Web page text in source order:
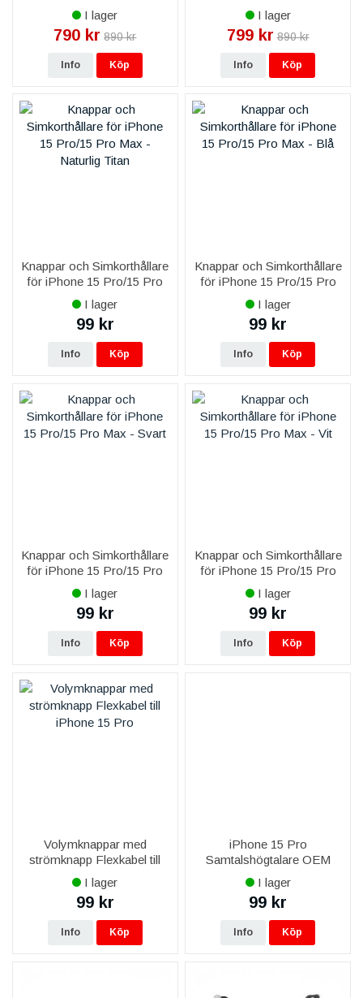
I lager
790 kr 890 kr
Info Köp
I lager
799 kr 890 kr
Info Köp
Knappar och Simkorthållare
för iPhone 15 Pro/15 Pro
Max - Naturlig Titan
I lager
99 kr
Info Köp
Knappar och Simkorthållare
för iPhone 15 Pro/15 Pro
Max - Blå
I lager
99 kr
Info Köp
Knappar och Simkorthållare
för iPhone 15 Pro/15 Pro
Max - Svart
I lager
99 kr
Info Köp
Knappar och Simkorthållare
för iPhone 15 Pro/15 Pro
Max - Vit
I lager
99 kr
Info Köp
Volymknappar med
strömknapp Flexkabel till
iPhone 15 Pro
I lager
99 kr
Info Köp
iPhone 15 Pro
Samtalshögtalare OEM
I lager
99 kr
Info Köp